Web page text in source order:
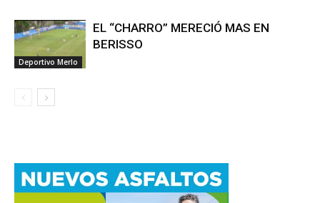
Deportivo Merlo
EL “CHARRO” MERECIÓ MAS EN
BERISSO